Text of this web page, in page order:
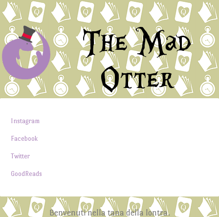
The Mad
Otter
Instagram
Facebook
Twitter
GoodReads
Benvenuti nella tana della lontra.